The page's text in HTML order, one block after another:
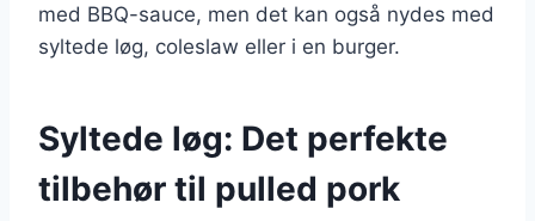
med BBQ-sauce, men det kan også nydes med
syltede løg, coleslaw eller i en burger.
Syltede løg: Det perfekte
tilbehør til pulled pork